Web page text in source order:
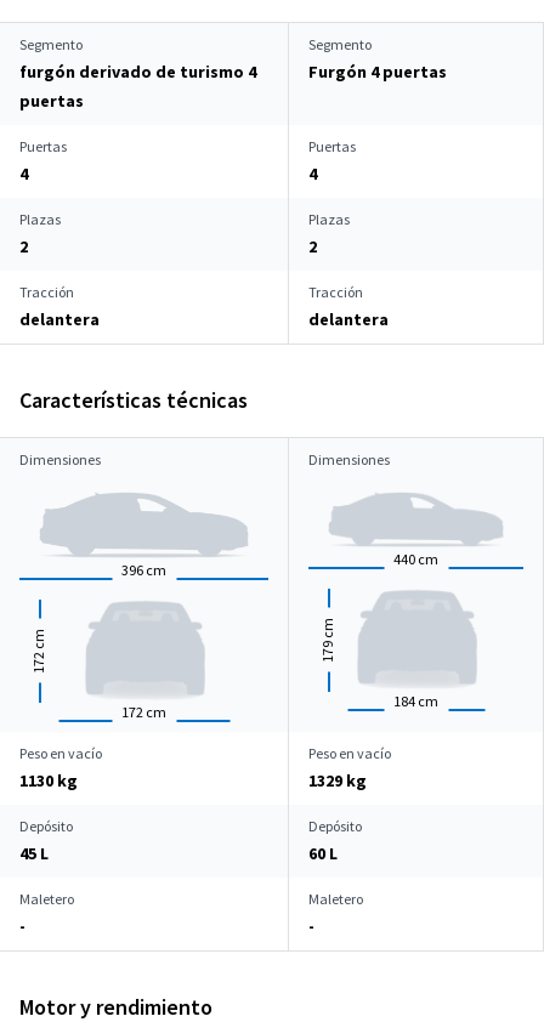
Segmento
furgón derivado de turismo 4
puertas
Segmento
Furgón 4 puertas
Puertas
4
Puertas
4
Plazas
2
Plazas
2
Tracción
delantera
Tracción
delantera
Características técnicas
Dimensiones
396 cm
172 cm
172
cm
Dimensiones
440 cm
184 cm
179
cm
Peso en vacío
1130 kg
Peso en vacío
1329 kg
Depósito
45 L
Depósito
60 L
Maletero
-
Maletero
-
Motor y rendimiento